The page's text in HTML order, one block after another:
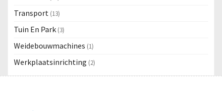
Transport (13)
Tuin En Park (3)
Weidebouwmachines (1)
Werkplaatsinrichting (2)